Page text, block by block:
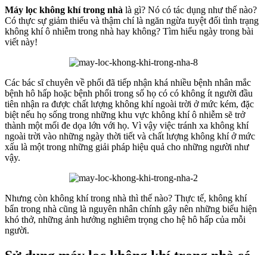
Máy lọc không khí trong nhà là gì? Nó có tác dụng như thế nào?
Có thực sự giảm thiểu và thậm chí là ngăn ngừa tuyệt đối tình trạng
không khí ô nhiễm trong nhà hay không? Tìm hiểu ngày trong bài
viết này!
Các bác sĩ chuyên về phổi đã tiếp nhận khá nhiều bệnh nhân mắc
bệnh hô hấp hoặc bệnh phổi trong số họ có có không ít người đầu
tiên nhận ra được chất lượng không khí ngoài trời ở mức kém, đặc
biệt nếu họ sống trong những khu vực không khí ô nhiễm sẽ trở
thành một mối đe dọa lớn với họ. Vì vậy việc tránh xa không khí
ngoài trời vào những ngày thời tiết và chất lượng không khí ở mức
xấu là một trong những giải pháp hiệu quả cho những người như
vậy.
Nhưng còn không khí trong nhà thì thế nào? Thực tế, không khí
bẩn trong nhà cũng là nguyên nhân chính gây nên những biểu hiện
khó thở, những ảnh hưởng nghiêm trọng cho hệ hô hấp của mỗi
người.